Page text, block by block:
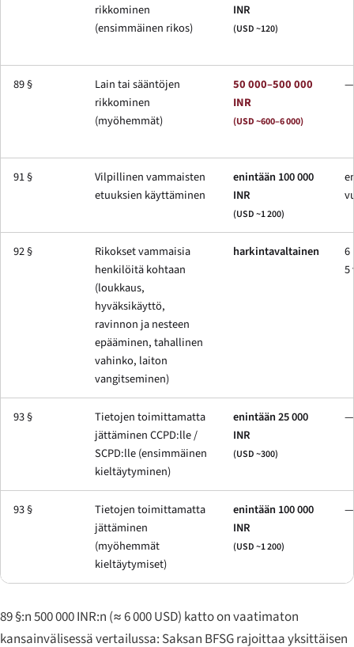
rikkominen
(ensimmäinen rikos)
INR
(USD ~120)
89 §
Lain tai sääntöjen
rikkominen
(myöhemmät)
50 000–500 000
INR
(USD ~600–6 000)
—
91 §
Vilpillinen vammaisten
etuuksien käyttäminen
enintään 100 000
INR
(USD ~1 200)
92 §
Rikokset vammaisia
henkilöitä kohtaan
(loukkaus,
hyväksikäyttö,
ravinnon ja nesteen
epääminen, tahallinen
vahinko, laiton
vangitseminen)
harkintavaltainen
6
5
93 §
Tietojen toimittamatta
jättäminen CCPD:lle /
SCPD:lle (ensimmäinen
kieltäytyminen)
enintään 25 000
INR
(USD ~300)
—
93 §
Tietojen toimittamatta
jättäminen
(myöhemmät
kieltäytymiset)
enintään 100 000
INR
(USD ~1 200)
—
89 §:n 500 000 INR:n (≈ 6 000 USD) katto on vaatimaton
kansainvälisessä vertailussa: Saksan BFSG rajoittaa yksittäisen